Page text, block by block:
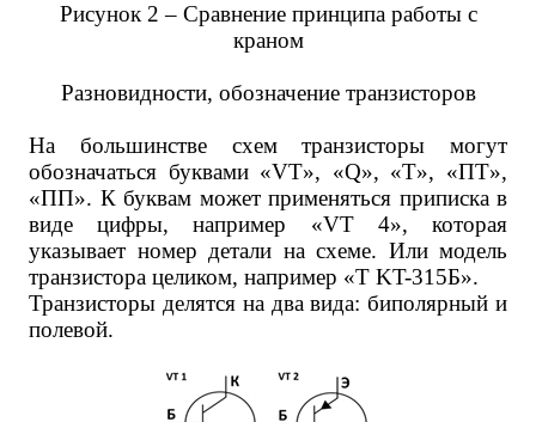
Рисунок 2 – Сравнение принципа работы с
краном
Разновидности, обозначение транзисторов
На большинстве схем транзисторы могут
обозначаться буквами «VT», «Q», «T», «ПТ»,
«ПП». К буквам может применяться приписка в
виде цифры, например «VT 4», которая
указывает номер детали на схеме. Или модель
транзистора целиком, например «T KT-315Б».
Транзисторы делятся на два вида: биполярный и
полевой.